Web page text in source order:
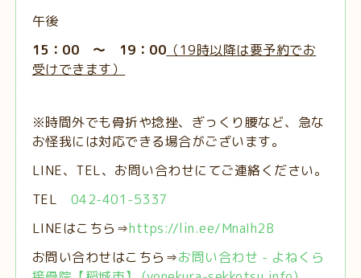
午後
15：00 ～ 19：00 （19時以降は要予約でお
受けできます）
※時間外でも骨折や捻挫、ぎっくり腰など、急な
お怪我には対応できる場合がございます。
LINE、TEL、お問い合わせにてご連絡ください。
TEL 042-401-5337
LINEはこちら⇒https://lin.ee/MnaIh2B
お問い合わせはこちら⇒お問い合わせ - よねくら